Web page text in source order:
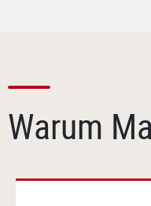
Warum